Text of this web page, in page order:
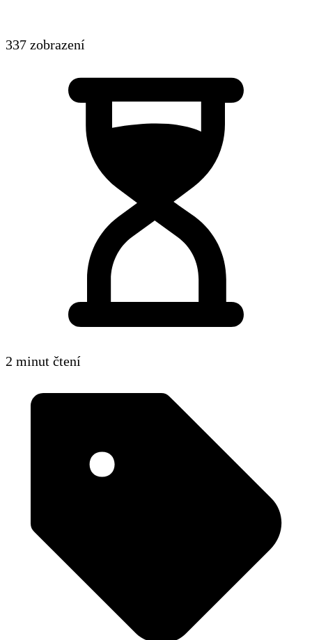
337 zobrazení
2 minut čtení